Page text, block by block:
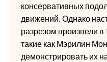
консервативных
движений. Однако
разрезом произвели в
такие как Мэрилин
демонстрировать их